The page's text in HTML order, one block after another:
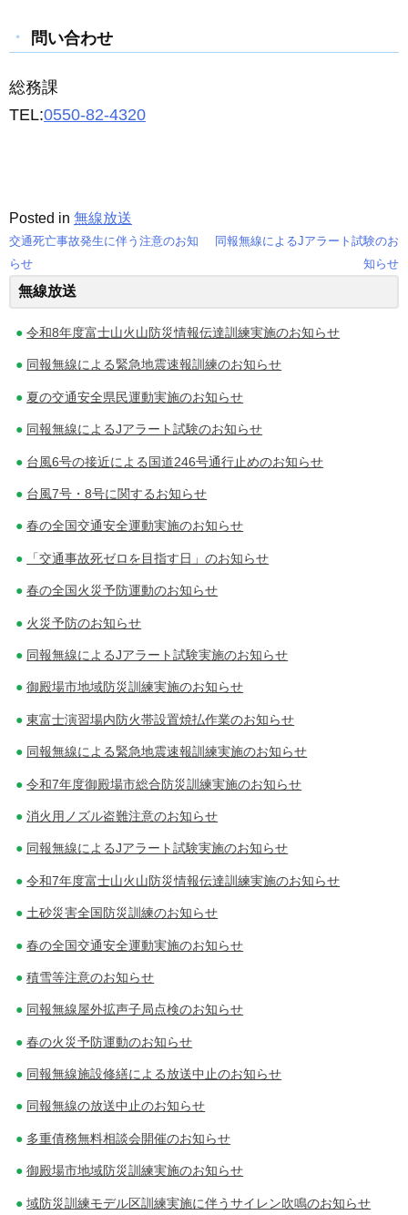
問い合わせ
総務課
TEL:0550-82-4320
Posted in 無線放送
投
稿
ナ
ビ
ゲ
ー
シ
ョ
交通死亡事故発生に伴う注意のお知
らせ
同報無線によるJアラート試験のお
知らせ
無線放送
令和8年度富士山火山防災情報伝達訓練実施のお知らせ
同報無線による緊急地震速報訓練のお知らせ
夏の交通安全県民運動実施のお知らせ
同報無線によるJアラート試験のお知らせ
台風6号の接近による国道246号通行止めのお知らせ
台風7号・8号に関するお知らせ
春の全国交通安全運動実施のお知らせ
「交通事故死ゼロを目指す日」のお知らせ
春の全国火災予防運動のお知らせ
火災予防のお知らせ
同報無線によるJアラート試験実施のお知らせ
御殿場市地域防災訓練実施のお知らせ
東富士演習場内防火帯設置焼払作業のお知らせ
同報無線による緊急地震速報訓練実施のお知らせ
令和7年度御殿場市総合防災訓練実施のお知らせ
消火用ノズル盗難注意のお知らせ
同報無線によるJアラート試験実施のお知らせ
令和7年度富士山火山防災情報伝達訓練実施のお知らせ
土砂災害全国防災訓練のお知らせ
春の全国交通安全運動実施のお知らせ
積雪等注意のお知らせ
同報無線屋外拡声子局点検のお知らせ
春の火災予防運動のお知らせ
同報無線施設修繕による放送中止のお知らせ
同報無線の放送中止のお知らせ
多重債務無料相談会開催のお知らせ
御殿場市地域防災訓練実施のお知らせ
域防災訓練モデル区訓練実施に伴うサイレン吹鳴のお知らせ